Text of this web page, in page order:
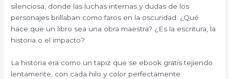
silenciosa, donde las luchas internas y dudas de los
personajes brillaban como faros en la oscuridad. ¿Qué
hace que un libro sea una obra maestra? ¿Es la escritura, la
historia o el impacto?
La historia era como un tapiz que se ebook gratis tejiendo
lentamente, con cada hilo y color perfectamente